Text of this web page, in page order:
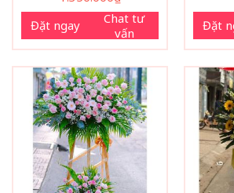
Đặt ngay
Chat tư
vấn
Đặt